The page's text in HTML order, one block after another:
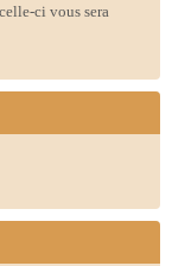
ci vous sera